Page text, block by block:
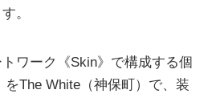
。
ワーク《Skin》で構成する個
The White（神保町）で、装